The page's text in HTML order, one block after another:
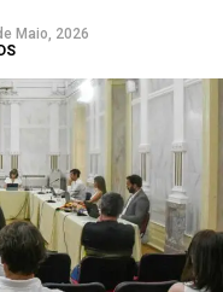
Maio, 2026